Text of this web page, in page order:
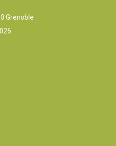
Grenoble